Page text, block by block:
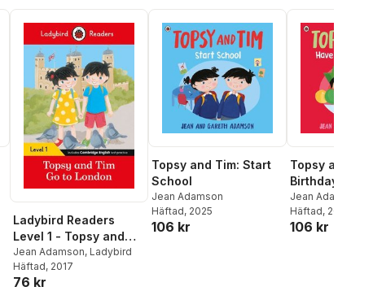
Ladybird Readers
Level 1 - Topsy and
Tim - Go to London
(ELT Graded Reader)
Jean Adamson, Ladybird
Häftad, 2017
76 kr
Topsy and Tim: Start
School
Jean Adamson
Häftad, 2025
106 kr
Topsy and
Birthday Party
Jean Adamson
Häftad, 2024
106 kr